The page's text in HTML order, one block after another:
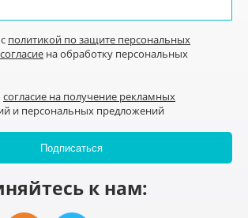
политикой по защите персональных
на обработку персональных
согласие на получение рекламных
и персональных предложений
к нам: